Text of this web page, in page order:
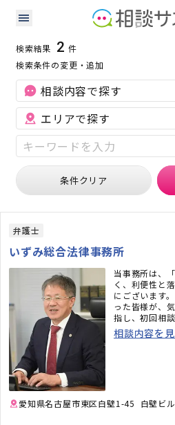
神奈川県の知的財産に強い
神奈川県 知的財産
検索結果 2 件
検索条件の変更・追加
相談内容で探す
エリアで探す
条件クリア
弁護士
いずみ総合法律事務所
当事務所は、
く、利便性と
にございます
った皆様が、
指し、初回相
ール対応など
す。「弁護士
相談内容を
愛知県名古屋市東区白壁1-45 白壁ビ